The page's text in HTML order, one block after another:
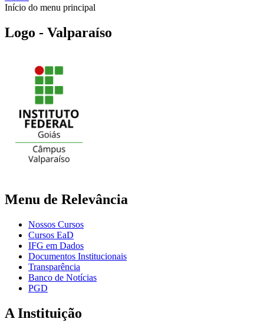
Início do menu principal
Logo - Valparaíso
Menu de Relevância
Nossos Cursos
Cursos EaD
IFG em Dados
Documentos Institucionais
Transparência
Banco de Notícias
PGD
A Instituição